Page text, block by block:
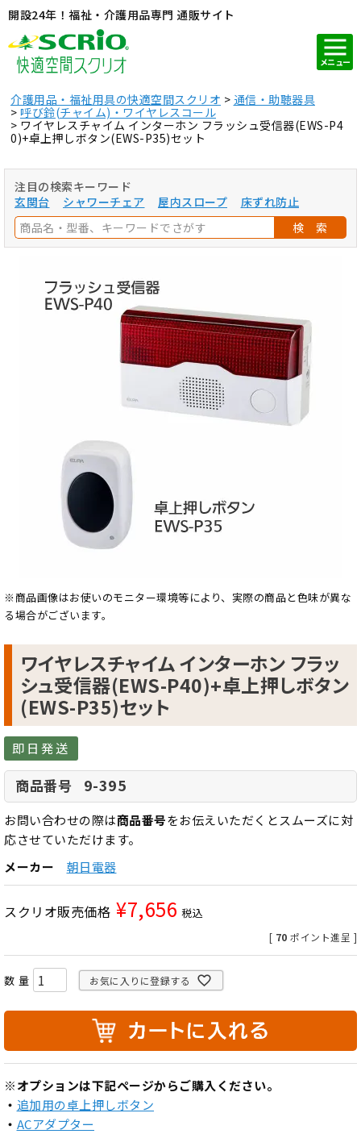
開設24年！福祉・介護用品専門 通販サイト
メニュー
介護用品・福祉用具の快適空間スクリオ
通信・助聴器具
呼び鈴(チャイム)・ワイヤレスコール
ワイヤレスチャイム インターホン フラッシュ受信器(EWS-P4
0)+卓上押しボタン(EWS-P35)セット
注目の検索キーワード
玄関台
シャワーチェア 屋内スロープ
床ずれ防止
検 索
※商品画像はお使いのモニター環境等により、実際の商品と色味が異な
る場合がございます。
ワイヤレスチャイム インターホン フラッ
シュ受信器(EWS-P40)+卓上押しボタン
(EWS-P35)セット
即日発送
商品番号 9-395
お問い合わせの際は商品番号をお伝えいただくとスムーズに対
応させていただけます。
メーカー
朝日電器
スクリオ販売価格 ¥7,656 税込
[ 70 ポイント進呈 ]
お気に入りに登録する
※オプションは下記ページからご購入ください。
・ 追加用の卓上押しボタン
・ ACアダプター